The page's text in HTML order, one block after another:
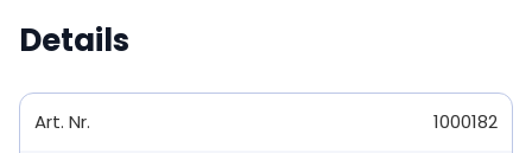
Details
Art. Nr. 1000182